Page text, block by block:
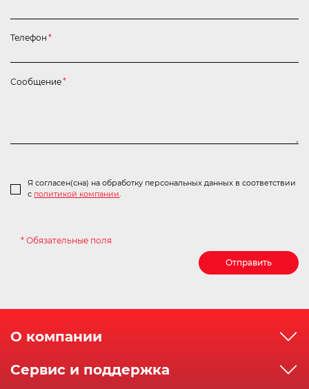
Я согласен(сна) на обработку персональных данных в соответствии
с политикой компании.
Телефон *
Сообщение*
* Обязательные поля
Отправить
О компании
Сервис и поддержка